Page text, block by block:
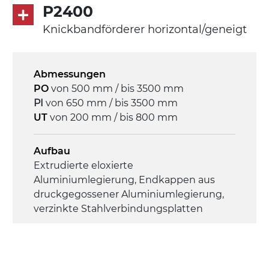
Seitenwänden
Rippen aus PU
Antrieb
direkt, Zug (linke Seite),
Untersetzungsgetriebe mit Kupplung, 3-
phasiger Asynchronmotor für
Mehrfachspannung 230/400Vac-50Hz-
3Ph
Geschwindigkeit
4 m/Minute
P2400
Knickbandförderer horizontal/geneigt
Abmessungen
PO von 500 mm / bis 3500 mm
PI von 650 mm / bis 3500 mm
UT von 200 mm / bis 800 mm
Aufbau
Extrudierte eloxierte
Aluminiumlegierung, Endkappen aus
druckgegossener Aluminiumlegierung,
verzinkte Stahlverbindungsplatten